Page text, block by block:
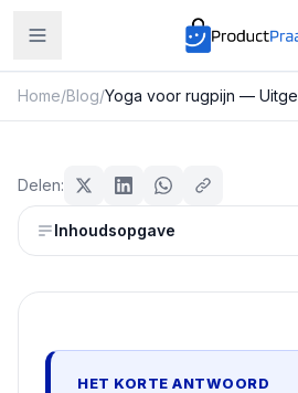
Home/Blog/Yoga voor rugpijn —
Yoga voor rugpijn —
Overzicht 2026
Redactie ProductPraat
Delen:
Inhoudsopgave
HET KORTE ANTWOORD